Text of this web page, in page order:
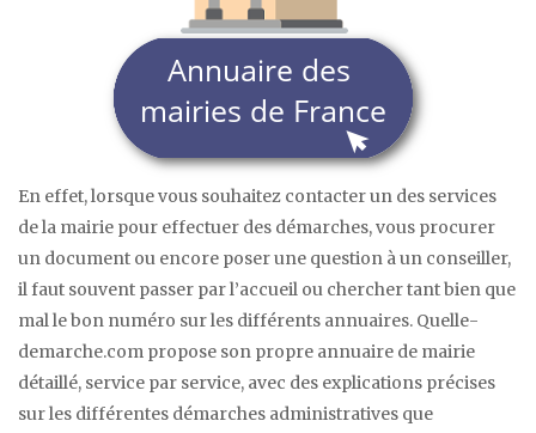
En effet, lorsque vous souhaitez contacter un des services
de la mairie pour effectuer des démarches, vous procurer
un document ou encore poser une question à un conseiller,
il faut souvent passer par l’accueil ou chercher tant bien que
mal le bon numéro sur les différents annuaires. Quelle-
demarche.com propose son propre annuaire de mairie
détaillé, service par service, avec des explications précises
sur les différentes démarches administratives que